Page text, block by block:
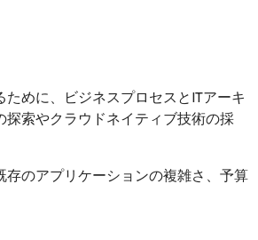
めに、ビジネスプロセスとITアーキ
索やクラウドネイティブ技術の採
のアプリケーションの複雑さ、予算